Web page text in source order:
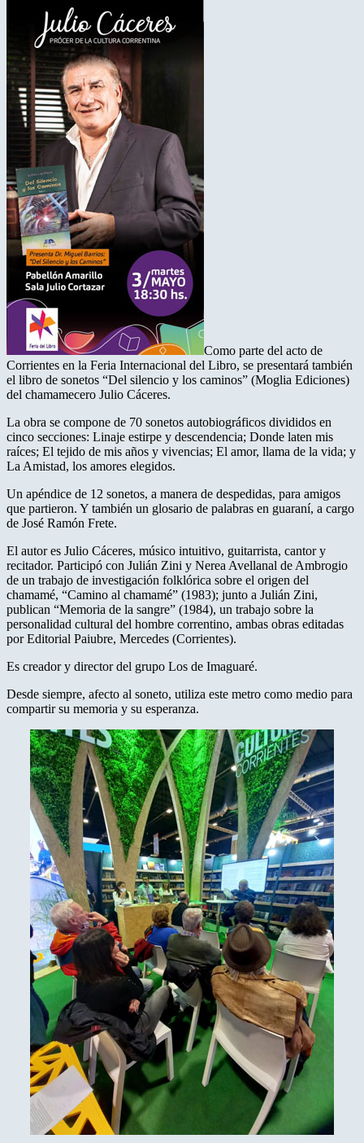
Como parte del acto de
Corrientes en la Feria Internacional del Libro, se presentará también
el libro de sonetos “Del silencio y los caminos” (Moglia Ediciones)
del chamamecero Julio Cáceres.
La obra se compone de 70 sonetos autobiográficos divididos en
cinco secciones: Linaje estirpe y descendencia; Donde laten mis
raíces; El tejido de mis años y vivencias; El amor, llama de la vida; y
La Amistad, los amores elegidos.
Un apéndice de 12 sonetos, a manera de despedidas, para amigos
que partieron. Y también un glosario de palabras en guaraní, a cargo
de José Ramón Frete.
El autor es Julio Cáceres, músico intuitivo, guitarrista, cantor y
recitador. Participó con Julián Zini y Nerea Avellanal de Ambrogio
de un trabajo de investigación folklórica sobre el origen del
chamamé, “Camino al chamamé” (1983); junto a Julián Zini,
publican “Memoria de la sangre” (1984), un trabajo sobre la
personalidad cultural del hombre correntino, ambas obras editadas
por Editorial Paiubre, Mercedes (Corrientes).
Es creador y director del grupo Los de Imaguaré.
Desde siempre, afecto al soneto, utiliza este metro como medio para
compartir su memoria y su esperanza.